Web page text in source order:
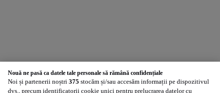
Nouă ne pasă ca datele tale personale să rămână confidențiale
Noi și partenerii noștri 375 stocăm și/sau accesăm informații pe dispozitivul
dvs., precum identificatorii cookie unici pentru prelucrarea datelor cu